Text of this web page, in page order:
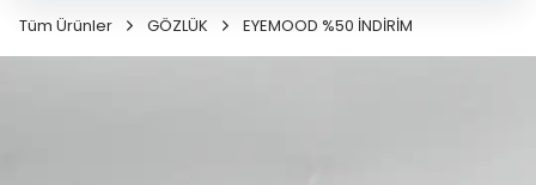
Tüm Ürünler GÖZLÜK EYEMOOD %50 İNDİRİM